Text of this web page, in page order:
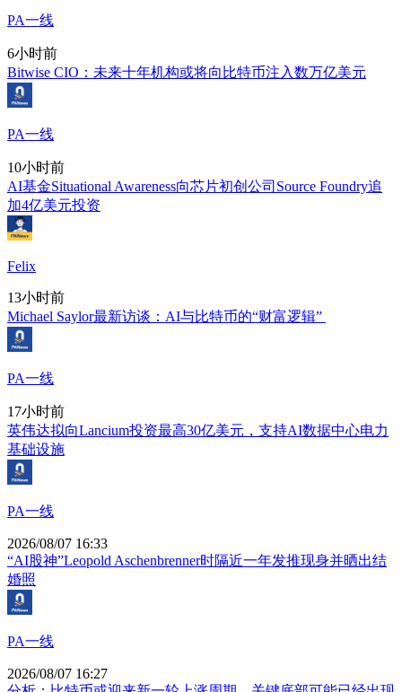
PA一线
6小时前
Bitwise CIO：未来十年机构或将向比特币注入数万亿美元
PA一线
10小时前
AI基金Situational Awareness向芯片初创公司Source Foundry追
加4亿美元投资
Felix
13小时前
Michael Saylor最新访谈：AI与比特币的“财富逻辑”
PA一线
17小时前
英伟达拟向Lancium投资最高30亿美元，支持AI数据中心电力
基础设施
PA一线
2026/08/07 16:33
“AI股神”Leopold Aschenbrenner时隔近一年发推现身并晒出结
婚照
PA一线
2026/08/07 16:27